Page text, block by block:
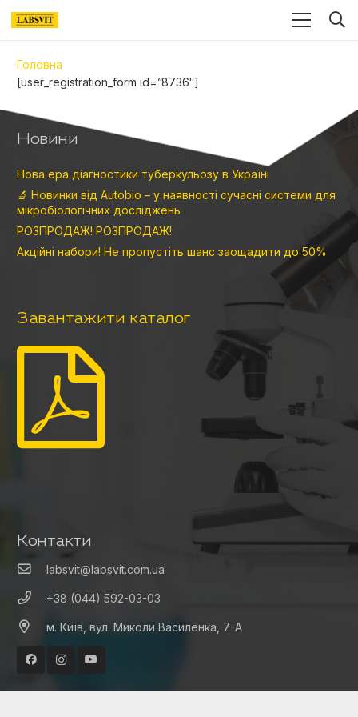
Головна
[user_registration_form id=”8736″]
Новини
Нова ера діагностики туберкульозу в Україні
🔬 Новинки від Autobio – у наявності сучасні системи для
мікробіологічних досліджень
РОЗПРОДАЖ! РОЗПРОДАЖ!
Акційні набори! Не пропустіть шанс заощадити до 50%
Завантажити каталог
Контакти
labsvit@labsvit.com.ua
+38 (044) 592-03-03
м. Київ, вул. Миколи Василенка, 7-А